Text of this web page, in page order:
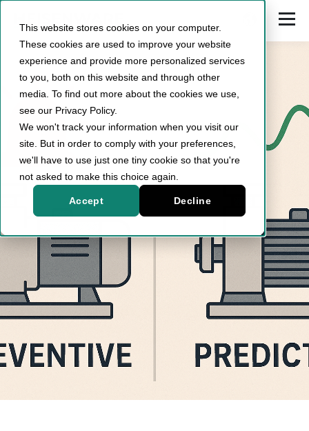
This website stores cookies on your computer.
These cookies are used to improve your website
experience and provide more personalized services
to you, both on this website and through other
media. To find out more about the cookies we use,
see our Privacy Policy.
We won't track your information when you visit our
site. But in order to comply with your preferences,
we'll have to use just one tiny cookie so that you're
not asked to make this choice again.
Accept Decline